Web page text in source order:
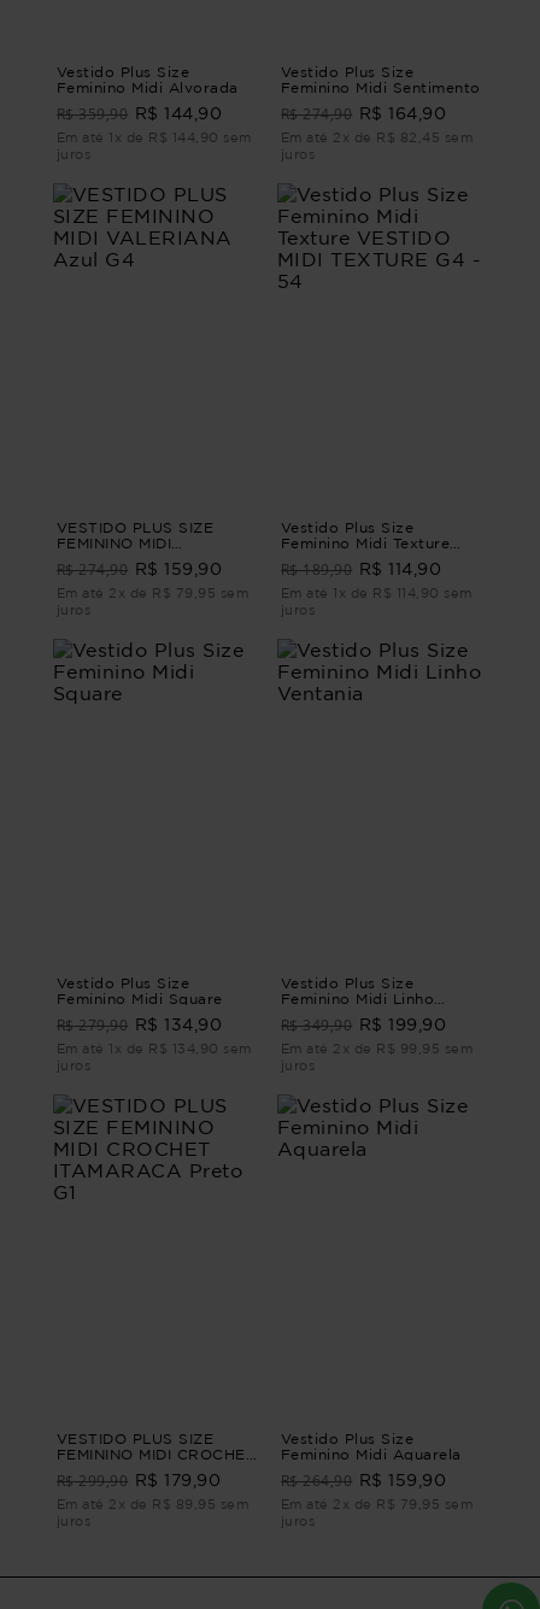
Vestido Plus Size
Feminino Midi Alvorada
R$ 359,90 R$ 144,90
Em até 1x de R$ 144,90 sem
juros
Vestido Plus Size
Feminino Midi Sentimento
R$ 274,90 R$ 164,90
Em até 2x de R$ 82,45 sem
juros
VESTIDO PLUS SIZE
FEMININO MIDI
VALERIANA Azul G4
R$ 274,90 R$ 159,90
Em até 2x de R$ 79,95 sem
juros
Vestido Plus Size
Feminino Midi Texture
VESTIDO MIDI TEXTURE
G4 - 54
R$ 189,90 R$ 114,90
Em até 1x de R$ 114,90 sem
juros
Vestido Plus Size
Feminino Midi Square
R$ 279,90 R$ 134,90
Em até 1x de R$ 134,90 sem
juros
Vestido Plus Size
Feminino Midi Linho
R$ 349,90 R$ 199,90
Em até 2x de R$ 99,95 sem
juros
VESTIDO PLUS SIZE
FEMININO MIDI CROCHET
ITAMARACA Preto G1
R$ 299,90 R$ 179,90
Em até 2x de R$ 89,95 sem
juros
Vestido Plus Size
Feminino Midi Aquarela
R$ 264,90 R$ 159,90
Em até 2x de R$ 79,95 sem
juros